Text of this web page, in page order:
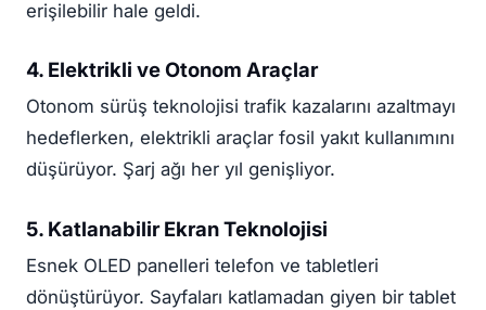
erişilebilir hale geldi.
4. Elektrikli ve Otonom Araçlar
Otonom sürüş teknolojisi trafik kazalarını azaltmayı
hedeflerken, elektrikli araçlar fosil yakıt kullanımını
düşürüyor. Şarj ağı her yıl genişliyor.
5. Katlanabilir Ekran Teknolojisi
Esnek OLED panelleri telefon ve tabletleri
dönüştürüyor. Sayfaları katlamadan giyen bir tablet